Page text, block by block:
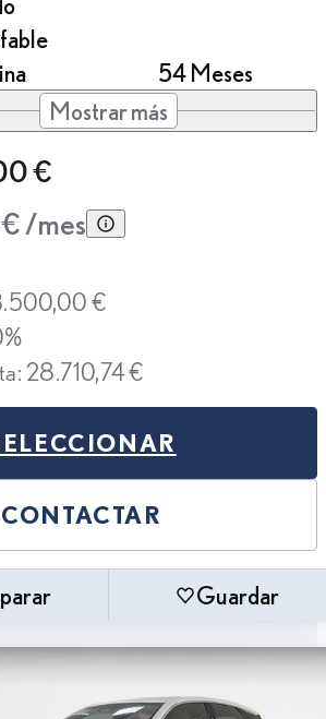
54 Meses
Mostrar más
€
/mes
€
28.710,74 €
CONTACTAR
Guardar